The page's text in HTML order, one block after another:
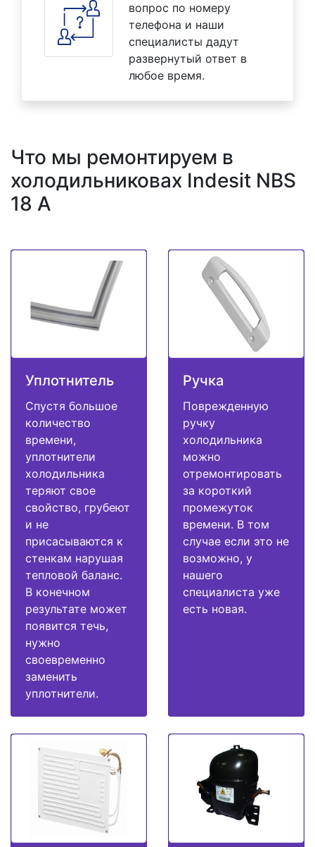
вопрос по номеру
телефона и наши
специалисты дадут
развернутый ответ в
любое время.
Что мы ремонтируем в
холодильниковах Indesit NBS
18 A
Уплотнитель
Спустя большое
количество
времени,
уплотнители
холодильника
теряют свое
свойство, грубеют
и не
присасываются к
стенкам нарушая
тепловой баланс.
В конечном
результате может
появится течь,
нужно
своевременно
заменить
уплотнители.
Ручка
Поврежденную
ручку
холодильника
можно
отремонтировать
за короткий
промежуток
времени. В том
случае если это не
возможно, у
нашего
специалиста уже
есть новая.